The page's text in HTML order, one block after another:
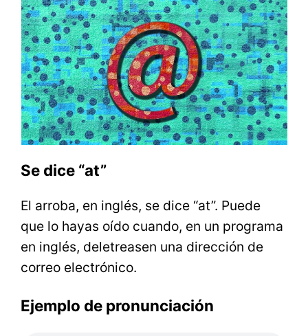
Se dice “at”
El arroba, en inglés, se dice “at”. Puede
que lo hayas oído cuando, en un programa
en inglés, deletreasen una dirección de
correo electrónico.
Ejemplo de pronunciación